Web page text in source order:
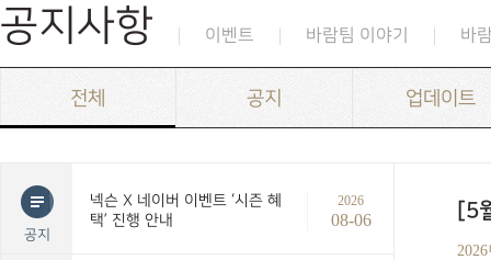
공지사항 이벤트 바람팀 이야기 바
전체 공지 업데이트
공지
넥슨 X 네이버 이벤트 ‘시즌 혜
택’ 진행 안내
2026
08-06 [5